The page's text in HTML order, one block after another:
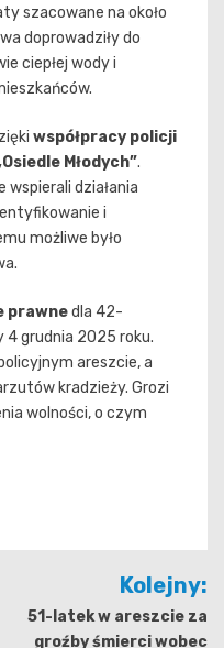
szacowane na około
doprowadziły do
ciepłej wody i
współpracy policji
Młodych”.
wspierali działania
i
możliwe było
prawnedla 42-
4 grudnia 2025 roku.
areszcie, a
kradzieży. Grozi
wolności, o czym
Kolejny:
51-latek w areszcie za
groźby śmierci wobec